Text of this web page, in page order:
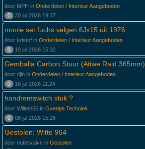
door MPH in Onderdelen / Interieur Aangeboden
0
20 jul 2026 19:37
mooie set fuchs velgen 6Jx15 uit 1976
door kristof in Onderdelen / Interieur Aangeboden
0
19 jul 2026 15:32
Gemballa Carbon Stuur (Atiwe Raid 365mm)
door djin in Onderdelen / Interieur Aangeboden
0
16 jul 2026 11:24
handremswitch stuk ?
door Willem56 in Overige Techniek
0
08 jul 2026 15:26
Gestolen: Witte 964
door outletvalve in Gestolen